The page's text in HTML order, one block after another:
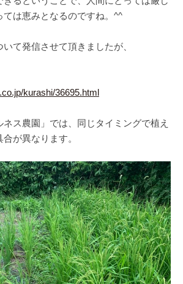
ては恵みとなるのですね。^^
て発信させて頂きましたが、
kurashi/36695.html
ス農園」では、同じタイミングで植え
が異なります。